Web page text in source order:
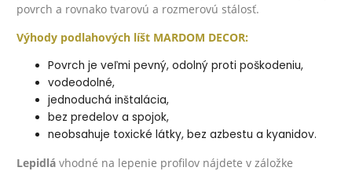
povrch a rovnako tvarovú a rozmerovú stálosť.
Výhody podlahových líšt MARDOM DECOR:
Povrch je veľmi pevný, odolný proti poškodeniu,
vodeodolné,
jednoduchá inštalácia,
bez predelov a spojok,
neobsahuje toxické látky, bez azbestu a kyanidov.
Lepidlá vhodné na lepenie profilov nájdete v záložke